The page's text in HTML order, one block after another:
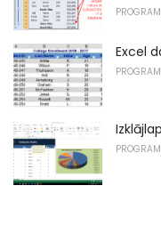
Excel